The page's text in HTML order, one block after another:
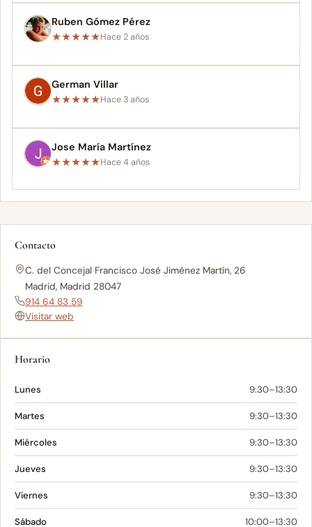
Ruben Gómez Pérez
★★★★★Hace 2 años
German Villar
★★★★★Hace 3 años
Jose María Martínez
★★★★★Hace 4 años
Contacto
C. del Concejal Francisco José Jiménez Martín, 26
Madrid, Madrid 28047
914 64 83 59
Visitar web
Horario
Lunes 9:30–13:30
Martes 9:30–13:30
Miércoles 9:30–13:30
Jueves 9:30–13:30
Viernes 9:30–13:30
Sábado 10:00–13:30